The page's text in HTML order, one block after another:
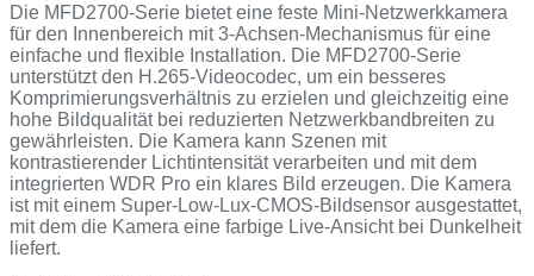
Die MFD2700-Serie bietet eine feste Mini-Netzwerkkamera
für den Innenbereich mit 3-Achsen-Mechanismus für eine
einfache und flexible Installation. Die MFD2700-Serie
unterstützt den H.265-Videocodec, um ein besseres
Komprimierungsverhältnis zu erzielen und gleichzeitig eine
hohe Bildqualität bei reduzierten Netzwerkbandbreiten zu
gewährleisten. Die Kamera kann Szenen mit
kontrastierender Lichtintensität verarbeiten und mit dem
integrierten WDR Pro ein klares Bild erzeugen. Die Kamera
ist mit einem Super-Low-Lux-CMOS-Bildsensor ausgestattet,
mit dem die Kamera eine farbige Live-Ansicht bei Dunkelheit
liefert.